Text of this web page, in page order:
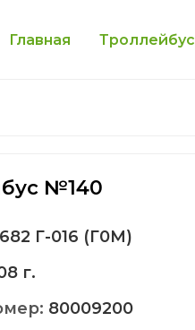
Главная Троллейбус
№140
Г-016 (Г0М)
г.
80009200